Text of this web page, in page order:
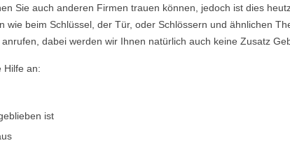
Sie auch anderen Firmen trauen können, jedoch ist dies
wie beim Schlüssel, der Tür, oder Schlössern und ähnlichen
dabei werden wir Ihnen natürlich auch keine Zusatz
Hilfe an:
ist